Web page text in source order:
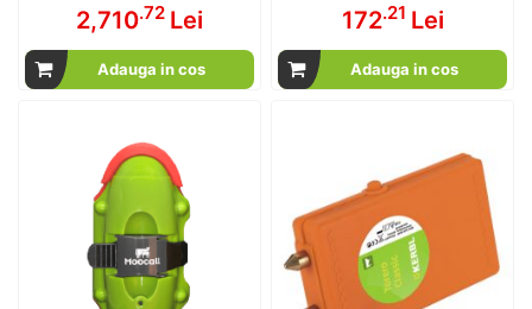
2,710.72 Lei
Adauga in cos
172.21 Lei
Adauga in cos